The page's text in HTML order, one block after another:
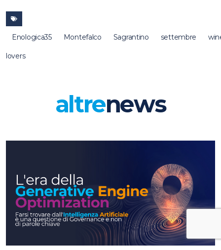
Enologica35 Montefalco Sagrantino settembre
lovers
altrenews